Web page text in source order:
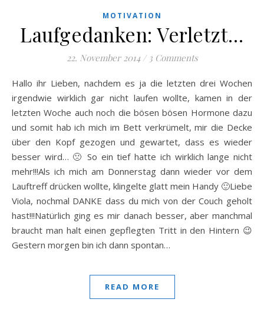
MOTIVATION
Laufgedanken: Verletzt…
22. November 2014 / 3 Comments
Hallo ihr Lieben, nachdem es ja die letzten drei Wochen
irgendwie wirklich gar nicht laufen wollte, kamen in der
letzten Woche auch noch die bösen bösen Hormone dazu
und somit hab ich mich im Bett verkrümelt, mir die Decke
über den Kopf gezogen und gewartet, dass es wieder
besser wird… 🙁 So ein tief hatte ich wirklich lange nicht
mehr!!!Als ich mich am Donnerstag dann wieder vor dem
Lauftreff drücken wollte, klingelte glatt mein Handy 🙂Liebe
Viola, nochmal DANKE dass du mich von der Couch geholt
hast!!!Natürlich ging es mir danach besser, aber manchmal
braucht man halt einen gepflegten Tritt in den Hintern 😉
Gestern morgen bin ich dann spontan…
READ MORE